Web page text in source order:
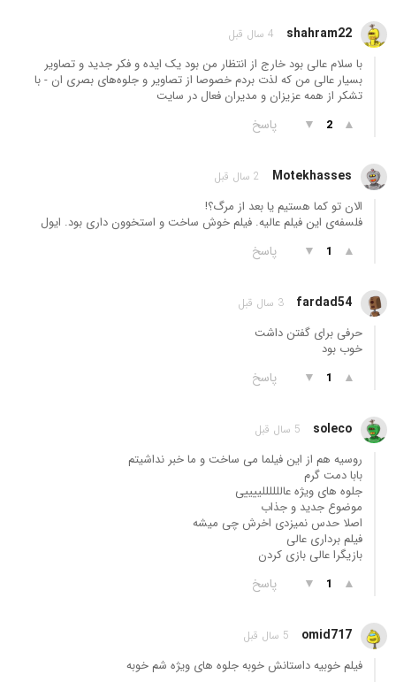
shahram22 4 سال قبل
با سلام عالی بود خارج از انتظار من بود یک ایده و فکر جدید و تصاویر
بسیار عالی من که لذت بردم خصوصا از تصاویر و جلوه‌های بصری ان - با
تشکر از همه عزیزان و مدیران فعال در سایت
▲
2
▼ پاسخ
Motekhasses 2 سال قبل
الان تو کما هستیم یا بعد از مرگ؟!
فلسفه‌ی این فیلم عالیه. فیلم خوش ساخت و استخوون داری بود. ایول
▲
1
▼ پاسخ
fardad54 3 سال قبل
حرفی برای گفتن داشت
خوب بود
▲
1
▼ پاسخ
soleco 5 سال قبل
روسیه هم از این فیلما می ساخت و ما خبر نداشیتم
بابا دمت گرم
جلوه های ویژه عاللللللییییی
موضوع جدید و جذاب
اصلا حدس نمیزدی اخرش چی میشه
فیلم برداری عالی
بازیگرا عالی بازی کردن
▲
1
▼ پاسخ
omid717 5 سال قبل
فیلم خوبیه داستانش خوبه جلوه های ویژه شم خوبه